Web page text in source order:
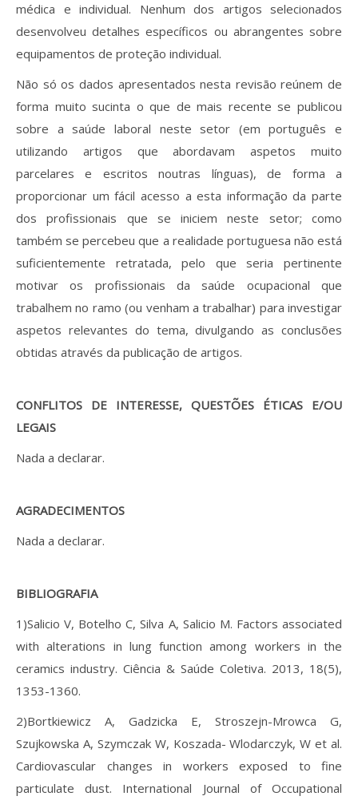
médica e individual. Nenhum dos artigos selecionados
desenvolveu detalhes específicos ou abrangentes sobre
equipamentos de proteção individual.
Não só os dados apresentados nesta revisão reúnem de
forma muito sucinta o que de mais recente se publicou
sobre a saúde laboral neste setor (em português e
utilizando artigos que abordavam aspetos muito
parcelares e escritos noutras línguas), de forma a
proporcionar um fácil acesso a esta informação da parte
dos profissionais que se iniciem neste setor; como
também se percebeu que a realidade portuguesa não está
suficientemente retratada, pelo que seria pertinente
motivar os profissionais da saúde ocupacional que
trabalhem no ramo (ou venham a trabalhar) para investigar
aspetos relevantes do tema, divulgando as conclusões
obtidas através da publicação de artigos.
CONFLITOS DE INTERESSE, QUESTÕES ÉTICAS E/OU
LEGAIS
Nada a declarar.
AGRADECIMENTOS
Nada a declarar.
BIBLIOGRAFIA
1)Salicio V, Botelho C, Silva A, Salicio M. Factors associated
with alterations in lung function among workers in the
ceramics industry. Ciência & Saúde Coletiva. 2013, 18(5),
1353-1360.
2)Bortkiewicz A, Gadzicka E, Stroszejn-Mrowca G,
Szujkowska A, Szymczak W, Koszada- Wlodarczyk, W et al.
Cardiovascular changes in workers exposed to fine
particulate dust. International Journal of Occupational